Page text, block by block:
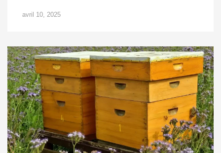
avril 10, 2025